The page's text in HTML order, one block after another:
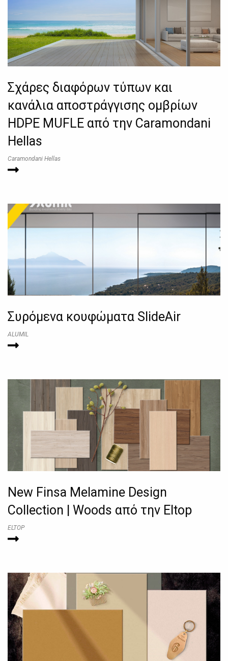
Σχάρες διαφόρων τύπων και
κανάλια αποστράγγισης ομβρίων
HDPE MUFLE από την Caramondani
Hellas
Caramondani Hellas
Συρόμενα κουφώματα SlideAir
ALUMIL
New Finsa Melamine Design
Collection | Woods από την Eltop
ELTOP